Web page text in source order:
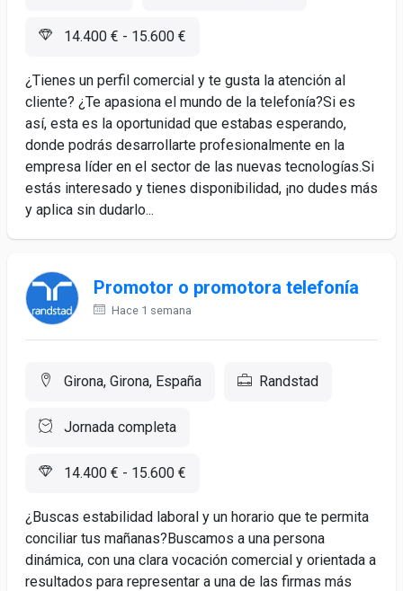
14.400 € - 15.600 €
¿Tienes un perfil comercial y te gusta la atención al
cliente? ¿Te apasiona el mundo de la telefonía?Si es
así, esta es la oportunidad que estabas esperando,
donde podrás desarrollarte profesionalmente en la
empresa líder en el sector de las nuevas tecnologías.Si
estás interesado y tienes disponibilidad, ¡no dudes más
y aplica sin dudarlo...
Promotor o promotora telefonía
Hace 1 semana
Girona, Girona, España Randstad
Jornada completa
14.400 € - 15.600 €
¿Buscas estabilidad laboral y un horario que te permita
conciliar tus mañanas?Buscamos a una persona
dinámica, con una clara vocación comercial y orientada a
resultados para representar a una de las firmas más